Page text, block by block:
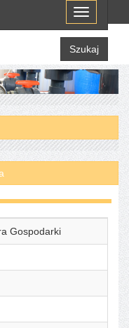
Menu
Szukaj
Gospodarki